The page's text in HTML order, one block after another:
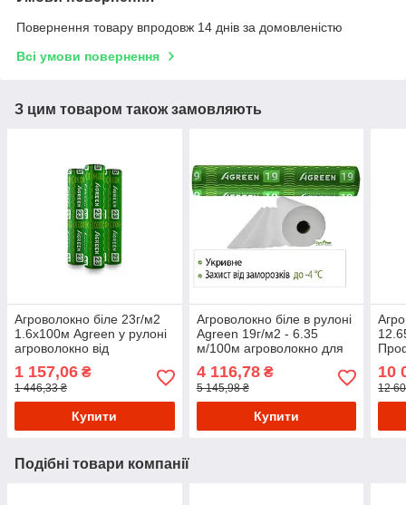
Повернення товару впродовж 14 днів за домовленістю
Всі умови повернення
З цим товаром також замовляють
Агроволокно біле 23г/м2
1.6х100м Agreen у рулоні
агроволокно від
покривне
1 157,06 ₴
1 446,33 ₴
Купити
Агроволокно біле в рулоні
Agreen 19г/м2 - 6.35
м/100м агроволокно для
4 116,78₴
5 145,98 ₴
Купити
10
12
Подібні товари компанії